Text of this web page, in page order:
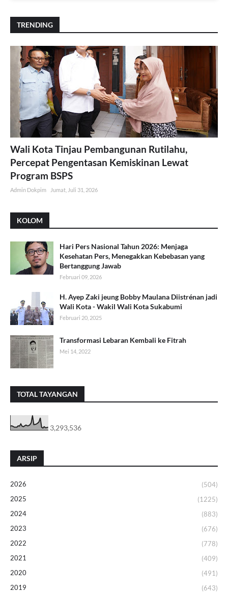
TRENDING
Wali Kota Tinjau Pembangunan Rutilahu,
Percepat Pengentasan Kemiskinan Lewat
Program BSPS
Admin Dokpim Jumat, Juli 31, 2026
KOLOM
Hari Pers Nasional Tahun 2026: Menjaga
Kesehatan Pers, Menegakkan Kebebasan yang
Bertanggung Jawab
Februari 09, 2026
H. Ayep Zaki jeung Bobby Maulana Diistrénan jadi
Wali Kota - Wakil Wali Kota Sukabumi
Februari 20, 2025
Transformasi Lebaran Kembali ke Fitrah
Mei 14, 2022
TOTAL TAYANGAN
3,293,536
ARSIP
2026
(504)
2025
(1225)
2024
(883)
2023
(676)
2022
(778)
2021
(409)
2020
(491)
2019
(643)